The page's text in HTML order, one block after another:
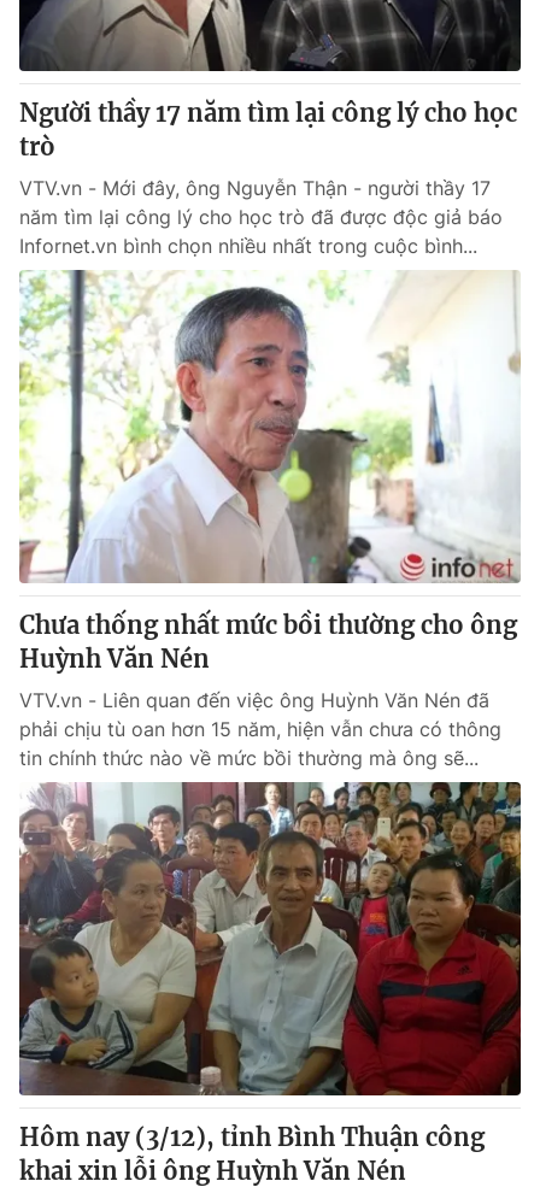
Người thầy 17 năm tìm lại công lý cho học
trò
VTV.vn - Mới đây, ông Nguyễn Thận - người thầy 17
năm tìm lại công lý cho học trò đã được độc giả báo
Infornet.vn bình chọn nhiều nhất trong cuộc bình...
Chưa thống nhất mức bồi thường cho ông
Huỳnh Văn Nén
VTV.vn - Liên quan đến việc ông Huỳnh Văn Nén đã
phải chịu tù oan hơn 15 năm, hiện vẫn chưa có thông
tin chính thức nào về mức bồi thường mà ông sẽ...
Hôm nay (3/12), tỉnh Bình Thuận công
khai xin lỗi ông Huỳnh Văn Nén